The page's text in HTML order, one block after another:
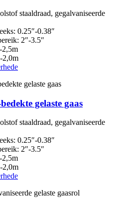
staaldraad, gegalvaniseerde
0.25″-0.38″
2″-3.5″
2,5m
2,0m
gelaste gaas
staaldraad, gegalvaniseerde
0.25″-0.38″
2″-3.5″
2,5m
2,0m